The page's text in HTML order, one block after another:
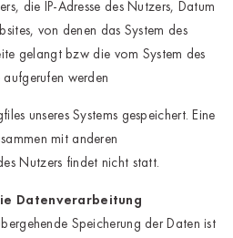
die IP-Adresse des Nutzers, Datum
von denen das System des
gelangt bzw die vom System des
werden
unseres Systems gespeichert. Eine
mit anderen
Nutzers findet nicht statt.
Datenverarbeitung
Speicherung der Daten ist